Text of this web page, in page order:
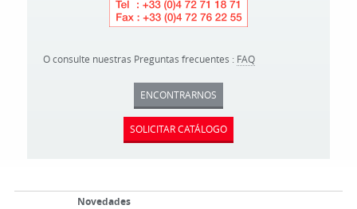
O consulte nuestras Preguntas frecuentes : FAQ
ENCONTRARNOS
SOLICITAR CATÁLOGO
Novedades